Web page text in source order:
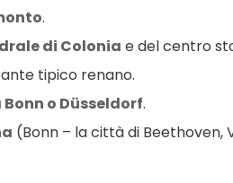
.
di Colonia e del centro
tipico renano.
o Düsseldorf.
(Bonn – la città di Beethoven,